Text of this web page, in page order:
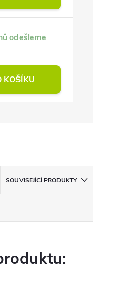
odešleme
KOŠÍKU
SOUVISEJÍCÍ PRODUKTY